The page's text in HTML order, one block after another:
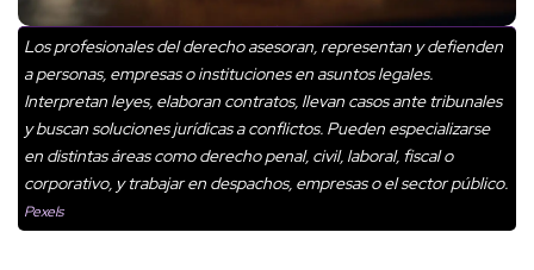
Los profesionales del derecho asesoran, representan y defienden
a personas, empresas o instituciones en asuntos legales.
Interpretan leyes, elaboran contratos, llevan casos ante tribunales
y buscan soluciones jurídicas a conflictos. Pueden especializarse
en distintas áreas como derecho penal, civil, laboral, fiscal o
corporativo, y trabajar en despachos, empresas o el sector público.
Pexels